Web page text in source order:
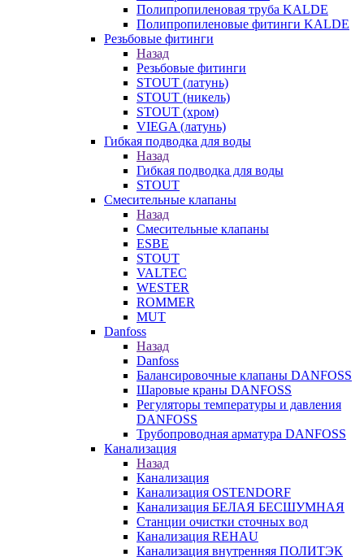
Полипропиленовая труба KALDE
Полипропиленовые фитинги KALDE
Резьбовые фитинги
Назад
Резьбовые фитинги
STOUT (латунь)
STOUT (никель)
STOUT (хром)
VIEGA (латунь)
Гибкая подводка для воды
Назад
Гибкая подводка для воды
STOUT
Смесительные клапаны
Назад
Смесительные клапаны
ESBE
STOUT
VALTEC
WESTER
ROMMER
MUT
Danfoss
Назад
Danfoss
Балансировочные клапаны DANFOSS
Шаровые краны DANFOSS
Регуляторы температуры и давления
DANFOSS
Трубопроводная арматура DANFOSS
Канализация
Назад
Канализация
Канализация OSTENDORF
Канализация БЕЛАЯ БЕСШУМНАЯ
Станции очистки сточных вод
Канализация REHAU
Канализация внутренняя ПОЛИТЭК